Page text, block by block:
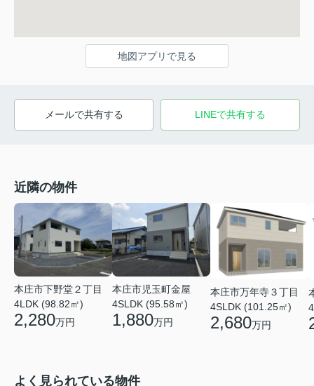
地図アプリで見る
メールで共有する LINEで共有する
近隣の物件
本庄市下野堂２丁目
4LDK (98.82㎡)
2,280万円
本庄市児玉町金屋
4SLDK (95.58㎡)
1,880万円
本庄市万年寺３丁目
4SLDK (101.25㎡)
2,680万円
よく見られている物件